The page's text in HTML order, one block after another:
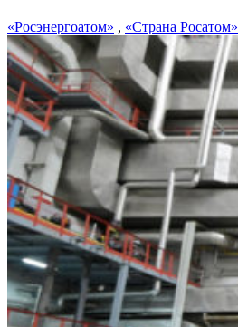
«Росэнергоатом» , «Страна Росатом»